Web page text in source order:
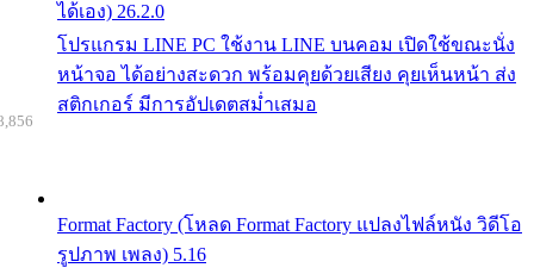
ได้เอง) 26.2.0
โปรแกรม LINE PC ใช้งาน LINE บนคอม เปิดใช้ขณะนั่ง
หน้าจอ ได้อย่างสะดวก พร้อมคุยด้วยเสียง คุยเห็นหน้า ส่ง
สติกเกอร์ มีการอัปเดตสม่ำเสมอ
Format Factory (โหลด Format Factory แปลงไฟล์หนัง วิดีโอ
รูปภาพ เพลง) 5.16